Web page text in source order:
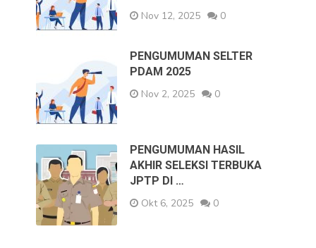
Nov 12, 2025
0
PENGUMUMAN SELTER
PDAM 2025
Nov 2, 2025
0
PENGUMUMAN HASIL
AKHIR SELEKSI TERBUKA
JPTP DI …
Okt 6, 2025
0